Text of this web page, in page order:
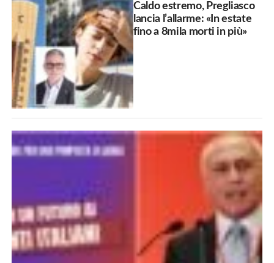
Caldo estremo, Pregliasco
lancia l’allarme: «In estate
fino a 8mila morti in più»